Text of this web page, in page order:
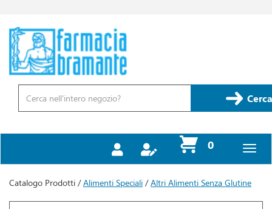
contenuto
principale
Farmacia
Bramante
Prodotto
0prodotti
inseriti
Catalogo Prodotti /Alimenti Speciali /Altri Alimenti Senza Glutine